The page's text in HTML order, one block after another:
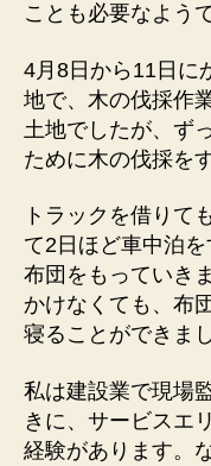
ことも必要なよう
4月8日から11日に
地で、木の伐採作
土地でしたが、ず
ために木の伐採を
トラックを借りて
て2日ほど車中泊
布団をもっていき
かけなくても、布
寝ることができまし
私は建設業で現場
きに、サービスエ
経験があります。